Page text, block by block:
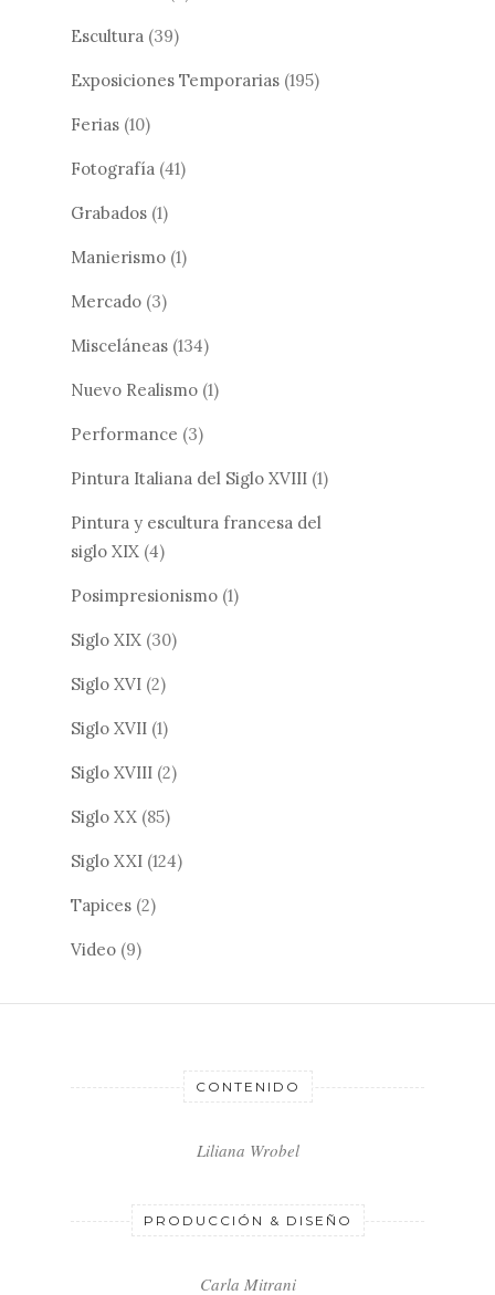
Escultura (39)
Exposiciones Temporarias (195)
Ferias (10)
Fotografía (41)
Grabados (1)
Manierismo (1)
Mercado (3)
Misceláneas (134)
Nuevo Realismo (1)
Performance (3)
Pintura Italiana del Siglo XVIII (1)
Pintura y escultura francesa del
siglo XIX (4)
Posimpresionismo (1)
Siglo XIX (30)
Siglo XVI (2)
Siglo XVII (1)
Siglo XVIII (2)
Siglo XX (85)
Siglo XXI (124)
Tapices (2)
Video (9)
CONTENIDO
Liliana Wrobel
PRODUCCIÓN & DISEÑO
Carla Mitrani